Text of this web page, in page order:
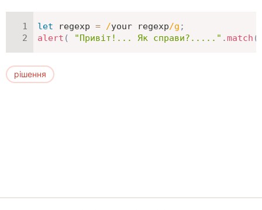
let regexp = /your regexp/g ;
alert ( "Привіт!... Як справи?....." .match (
рішення